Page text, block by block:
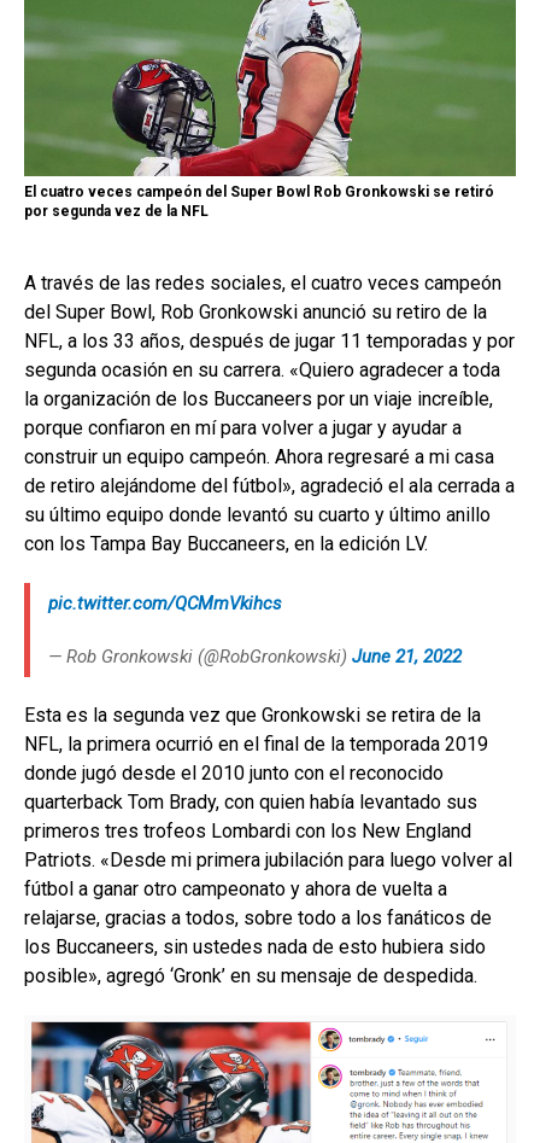
El cuatro veces campeón del Super Bowl Rob Gronkowski se retiró
por segunda vez de la NFL
A través de las redes sociales, el cuatro veces campeón
del Super Bowl, Rob Gronkowski anunció su retiro de la
NFL, a los 33 años, después de jugar 11 temporadas y por
segunda ocasión en su carrera. «Quiero agradecer a toda
la organización de los Buccaneers por un viaje increíble,
porque confiaron en mí para volver a jugar y ayudar a
construir un equipo campeón. Ahora regresaré a mi casa
de retiro alejándome del fútbol», agradeció el ala cerrada a
su último equipo donde levantó su cuarto y último anillo
con los Tampa Bay Buccaneers, en la edición LV.
pic.twitter.com/QCMmVkihcs
— Rob Gronkowski (@RobGronkowski) June 21, 2022
Esta es la segunda vez que Gronkowski se retira de la
NFL, la primera ocurrió en el final de la temporada 2019
donde jugó desde el 2010 junto con el reconocido
quarterback Tom Brady, con quien había levantado sus
primeros tres trofeos Lombardi con los New England
Patriots. «Desde mi primera jubilación para luego volver al
fútbol a ganar otro campeonato y ahora de vuelta a
relajarse, gracias a todos, sobre todo a los fanáticos de
los Buccaneers, sin ustedes nada de esto hubiera sido
posible», agregó ‘Gronk’ en su mensaje de despedida.